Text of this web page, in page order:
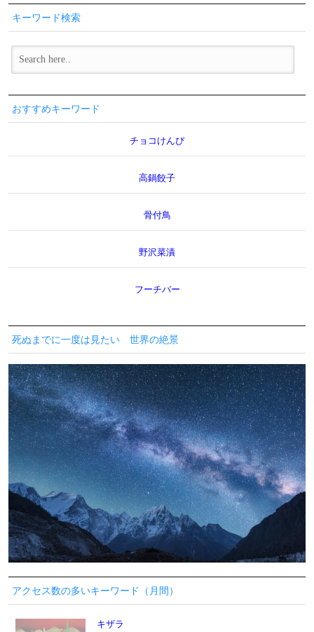
キーワード検索
おすすめキーワード
チョコけんぴ
高鍋餃子
骨付鳥
野沢菜漬
フーチバー
死ぬまでに一度は見たい 世界の絶景
アクセス数の多いキーワード（月間）
キザラ